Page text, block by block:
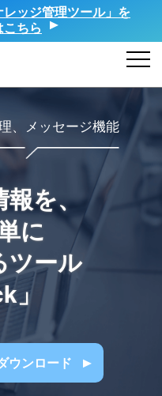
レッジ管理ツール」を
ちら
、メッセージ機能
報を、
に
ツール
」
ウンロード